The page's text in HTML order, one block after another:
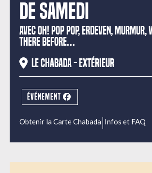
de samedi
AVEC OH! POP POP, ERDEVEN, MURMUR,
THERE BEFORE…
Le Chabada - extérieur
ÉVÉNEMENT
Obtenir la Carte Chabada| Infos et FAQ